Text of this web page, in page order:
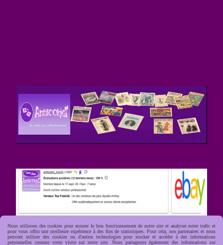
Nous utilisons des cookies pour assurer le bon fonctionnement de notre site et analyser notre trafic et
pour vous offrir une meilleure expérience à des fins de statistiques. Pour cela, nos partenaires et nous
peuvent utiliser des cookies ou d'autres technologies pour stocker et accéder à des informations
personnelles comme votre visite sur notre site. Nous partageons également des informations sur